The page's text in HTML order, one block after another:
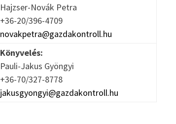
Hajzser-Novák Petra
+36-20/396-4709
novakpetra@gazdakontroll.hu
Könyvelés:
Pauli-Jakus Gyöngyi
+36-70/327-8778
jakusgyongyi@gazdakontroll.hu